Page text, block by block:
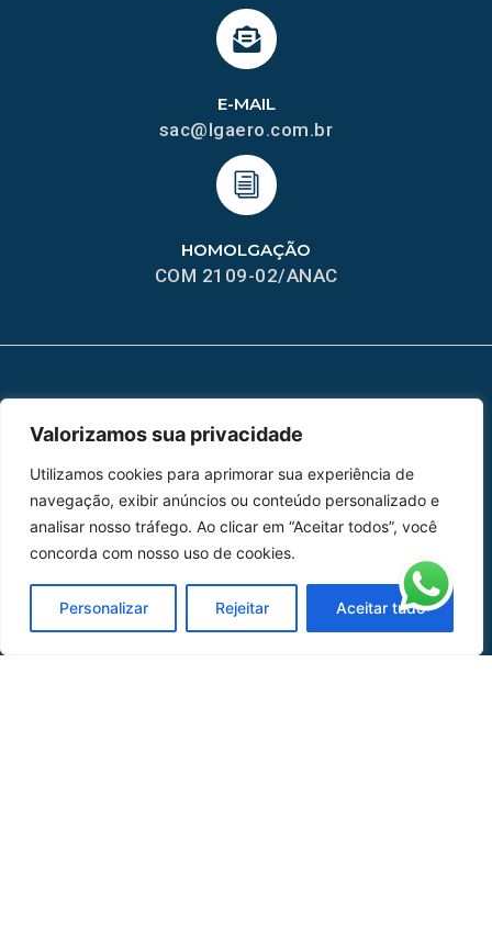
Valorizamos sua privacidade
Utilizamos cookies para aprimorar sua experiência de
navegação, exibir anúncios ou conteúdo personalizado e
analisar nosso tráfego. Ao clicar em “Aceitar todos”, você
concorda com nosso uso de cookies.
Personalizar Rejeitar Aceitar tudo
HOMOLGAÇÃO
COM 2109-02/ANAC
E-MAIL
sac@lgaero.com.br
Peças
Catálogo de Aplicações
Oficina de Mangueiras